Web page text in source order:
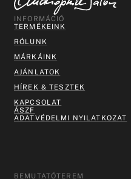
INFORMÁCIÓ
TERMÉKEINK
RÓLUNK
MÁRKÁINK
AJÁNLATOK
HÍREK & TESZTEK
KAPCSOLAT
ÁSZF
ADATVÉDELMI NYILATKOZAT
BEMUTATÓTEREM